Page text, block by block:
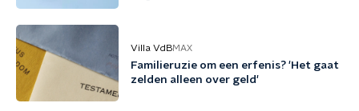
Villa VdBMAX
Familieruzie om een erfenis? 'Het gaat
zelden alleen over geld'